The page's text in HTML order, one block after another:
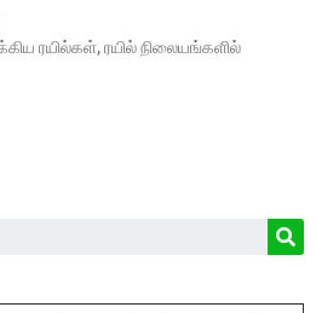
ரயில்கள், ரயில் நிலையங்களில்